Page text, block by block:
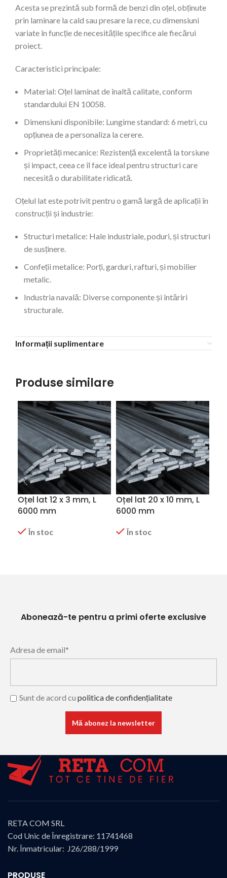
Acesta se prezintă sub formă de benzi din oțel, obținute
prin laminare la cald sau presare la rece, cu dimensiuni
variate în funcție de necesitățile specifice ale fiecărui
proiect.
Caracteristici principale:
Material: Oțel laminat de înaltă calitate, conform
standardului EN 10058.
Dimensiuni disponibile: Lungime standard: 6 metri, cu
opțiunea de a personaliza la cerere.
Proprietăți mecanice: Rezistență excelentă la torsiune
și impact, ceea ce îl face ideal pentru structuri care
necesită o durabilitate ridicată.
Oțelul lat este potrivit pentru o gamă largă de aplicații în
construcții și industrie:
Structuri metalice: Hale industriale, poduri, și structuri
de susținere.
Confeții metalice: Porți, garduri, rafturi, și mobilier
metalic.
Industria navală: Diverse componente și întăriri
structurale.
Informații suplimentare
Produse similare
Oțel lat 12 x 3 mm, L
6000 mm
În stoc
Oțel lat 20 x 10 mm, L
6000 mm
În stoc
Abonează-te pentru a primi oferte exclusive
Adresa de email*
Sunt de acord cu politica de confidențialitate
RETA COM SRL
Cod Unic de Înregistrare: 11741468
Nr. Înmatricular: J26/288/1999
PRODUSE